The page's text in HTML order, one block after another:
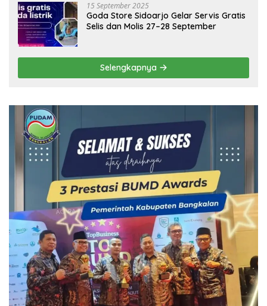
15 September 2025
Goda Store Sidoarjo Gelar Servis Gratis
Selis dan Molis 27–28 September
Selengkapnya